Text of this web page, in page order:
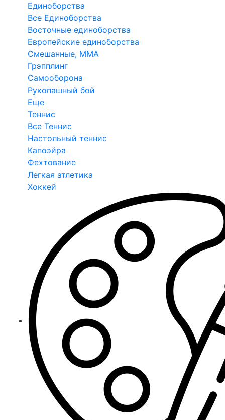
Единоборства
Все Единоборства
Восточные единоборства
Европейские единоборства
Смешанные, ММА
Грэпплинг
Самооборона
Рукопашный бой
Еще
Теннис
Все Теннис
Настольный теннис
Капоэйра
Фехтование
Легкая атлетика
Хоккей